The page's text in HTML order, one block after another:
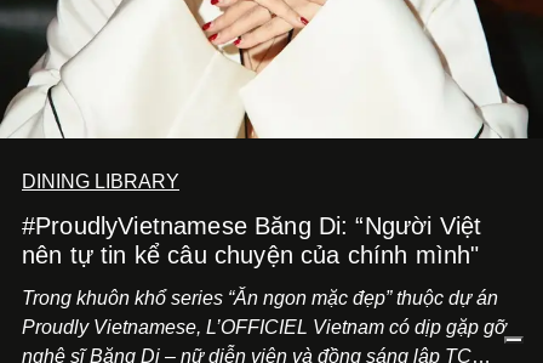
DINING LIBRARY
#ProudlyVietnamese Băng Di: “Người Việt
nên tự tin kể câu chuyện của chính mình"
Trong khuôn khổ series “Ăn ngon mặc đẹp” thuộc dự án
Proudly Vietnamese, L’OFFICIEL Vietnam có dịp gặp gỡ
nghệ sĩ Băng Di – nữ diễn viên và đồng sáng lập TC